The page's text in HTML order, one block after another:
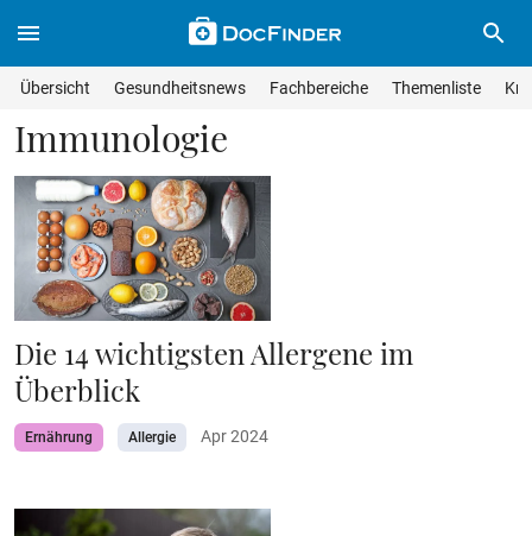
Übersicht Gesundheitsnews Fachbereiche ThemenlisteSuche
Immunologie
Die 14 wichtigsten Allergene im
Überblick
Ernährung Allergie Apr 2024